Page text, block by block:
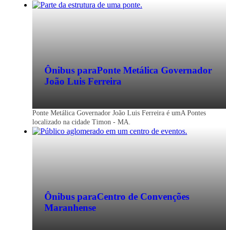
Ônibus paraPonte Metálica Governador
João Luis Ferreira
Ponte Metálica Governador João Luis Ferreira é umA Pontes
localizado na cidade Timon - MA.
Ônibus paraCentro de Convenções
Maranhense